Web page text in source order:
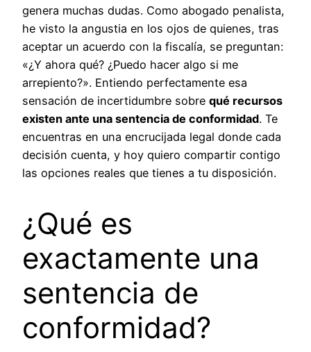
genera muchas dudas. Como abogado penalista,
he visto la angustia en los ojos de quienes, tras
aceptar un acuerdo con la fiscalía, se preguntan:
«¿Y ahora qué? ¿Puedo hacer algo si me
arrepiento?». Entiendo perfectamente esa
sensación de incertidumbre sobre qué recursos
existen ante una sentencia de conformidad. Te
encuentras en una encrucijada legal donde cada
decisión cuenta, y hoy quiero compartir contigo
las opciones reales que tienes a tu disposición.
¿Qué es
exactamente una
sentencia de
conformidad?